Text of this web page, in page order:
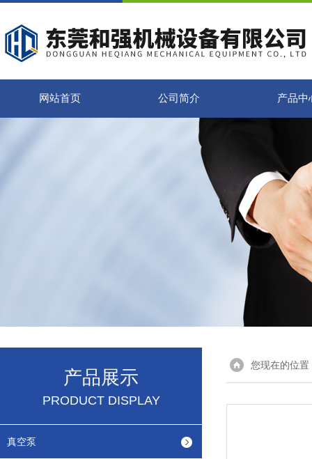
网站首页 公司简介 产品中
产品展示
PRODUCT DISPLAY
真空泵
您现在的位置